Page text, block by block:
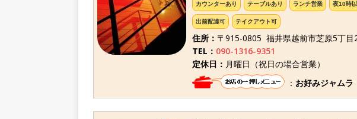
カウンターあり テーブルあり ランチ営業 夜10時
出前配達可 テイクアウト可
住所： 〒915-0805 福井県越前市芝原5丁目
TEL： 090-1316-9351
定休日： 月曜日（祝日の場合営業）
： お好みジャムラ